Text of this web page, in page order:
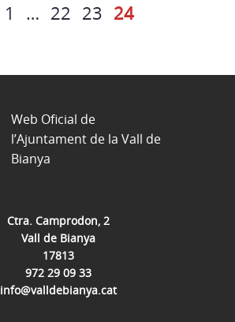
1 … 22 23 24
Ctra. Camprodon, 2
Vall de Bianya
17813
972 29 09 33
info@valldebianya.cat
Web Oficial de
l’Ajuntament de la Vall de
Bianya